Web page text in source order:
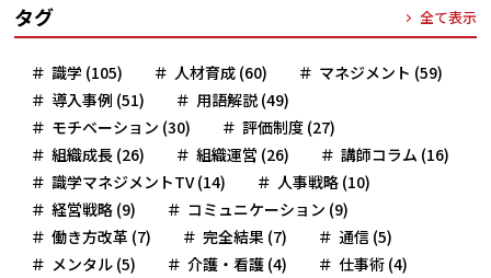
タグ
識学 (105) 人材育成 (60)
マネジメント (59)
導入事例 (51)
用語解説 (49)
モチベーション (30)
評価制度 (27)
組織成長 (26)
組織運営 (26)
講師コラム (16)
識学マネジメントTV (14)
人事戦略 (10)
経営戦略 (9)
コミュニケーション (9)
働き方改革 (7)
完全結果 (7)
通信 (5)
メンタル (5)
介護・看護 (4)
仕事術 (4)
全て表示